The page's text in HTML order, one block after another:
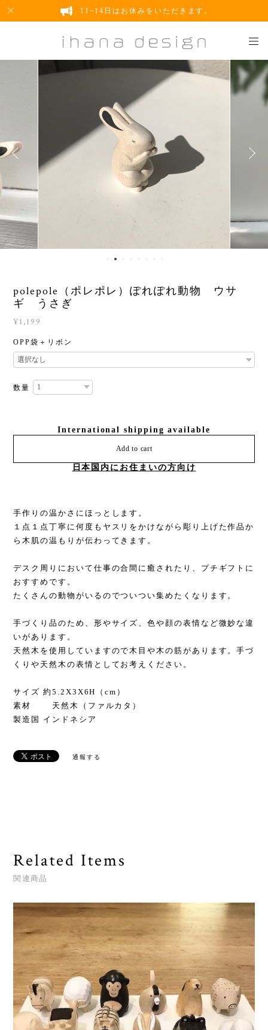
11~14日はお休みをいただきます。
polepole（ポレポレ）ぽれぽれ動物 ウサ
ギ うさぎ
¥1,199
OPP袋＋リボン
数量
International shipping available
Add to cart
日本国内にお住まいの方向け
手作りの温かさにほっとします。
１点１点丁寧に何度もヤスリをかけながら彫り上げた作品か
ら木肌の温もりが伝わってきます。
デスク周りにおいて仕事の合間に癒されたり、プチギフトに
おすすめです。
たくさんの動物がいるのでついつい集めたくなります。
手づくり品のため、形やサイズ、色や顔の表情など微妙な違
いがあります。
天然木を使用していますので木目や木の筋があります。手づ
くりや天然木の表情としてお考えください。
サイズ 約5.2X3X6H（cm）
素材 天然木（ファルカタ）
製造国 インドネシア
通報する
Related Items
関連商品